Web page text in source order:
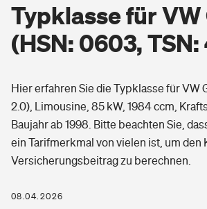
Berufsunfähigkeitsversicherung
Erwerbsunfähigkeitsversicherung
Grundfähigkeitsversicherung
Arbeitsrechtsschutz
Berufshaftpflichtversicherung
Zur Übersicht
Wohnen
Freizeit
Pri­vate Haft­pflicht­
Gesundheit
Private Krankenversicherung
Typklasse für VW
(HSN: 0603,
Hier erfahren Sie die Typklasse für VW
2.0), Limousine, 85 kW, 1984 ccm,
Baujahr ab 1998. Bitte beachten Sie,
ein Tarifmerkmal von vielen ist, um den
Versicherungsbeitrag zu berechnen.
08.04.2026